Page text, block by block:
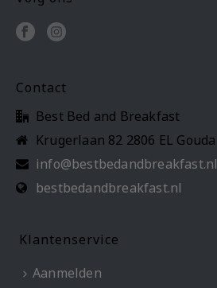
Contact
Best Bed and Breakfast
Krugerlaan 82 2806 EL Gouda
info@bestbedandbreakfast.nl
bestbedandbreakfast.nl
Klantenservice
Aanmelden